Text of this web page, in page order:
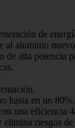
de
al aluminio
alta potencia
hasta en un 80%.
una eficiencia
elimina riesgos